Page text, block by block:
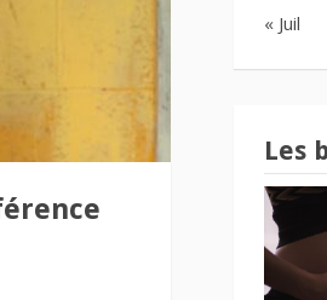
« Juil
Les